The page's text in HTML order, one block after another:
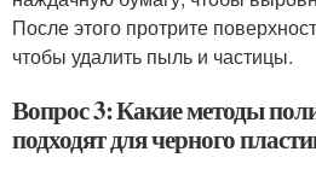
После этого протрите
чтобы удалить пыль и частицы.
Вопрос 3: Какие методы
подходят для черного